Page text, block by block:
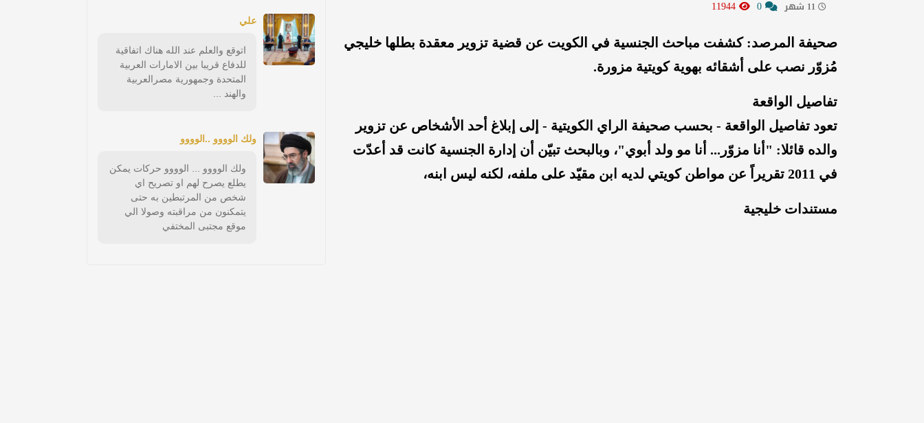
صحيفة المرصد: كشفت مباحث الجنسية في الكويت عن قضية تزوير معقدة بطلها خليجي
مُزوّر نصب على أشقائه بهوية كويتية مزورة.
تفاصيل الواقعة
تعود تفاصيل الواقعة - بحسب صحيفة الراي الكويتية - إلى إبلاغ أحد الأشخاص عن تزوير
والده قائلا: "أنا مزوّر... أنا مو ولد أبوي"، وبالبحث تبيّن أن إدارة الجنسية كانت قد أعدّت
في 2011 تقريراً عن مواطن كويتي لديه ابن مقيّد على ملفه، لكنه ليس ابنه،
مستندات خليجية
علي
اتوقع والعلم عند الله هناك اتفاقية
للدفاع قريبا بين الامارات العربية
المتحدة وجمهورية مصرالعربية
والهند ...
ولك الوووو ..الوووو
ولك الوووو ... الوووو حركات يمكن
يطلع يصرح لهم او تصريح اي
شخص من المرتبطين به حتى
يتمكنون من مراقبته وصولا الي
موقع مجتبى المختفي